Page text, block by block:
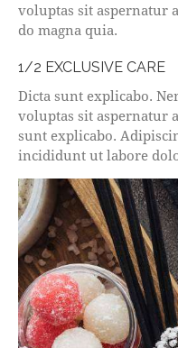
voluptas sit aspernatur
do magna quia.
1/2 EXCLUSIVE CARE
Dicta sunt explicabo.
voluptas sit aspernatur
sunt explicabo.
incididunt ut labore